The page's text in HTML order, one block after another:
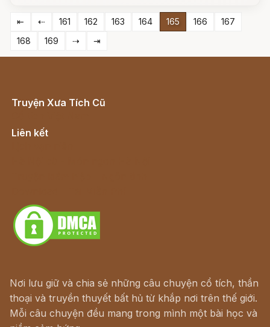
⇤ ⇠ 161 162 163 164 165 166
167
168
169 ⇢ ⇥
Truyện Xưa Tích Cũ
Liên kết
Nơi lưu giữ và chia sẻ những câu chuyện cổ tích, thần
thoại và truyền thuyết bất hủ từ khắp nơi trên thế giới.
Mỗi câu chuyện đều mang trong mình một bài học và